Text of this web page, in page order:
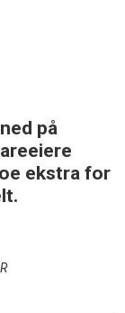
på
ekstra for